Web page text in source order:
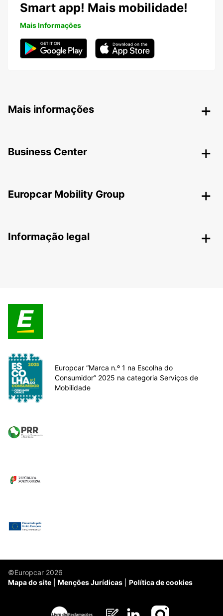
Smart app! Mais mobilidade!
Mais Informações
Mais informações
Business Center
Europcar Mobility Group
Informação legal
Europcar “Marca n.º 1 na Escolha do
Consumidor” 2025 na categoria Serviços de
Mobilidade
©Europcar 2026
Mapa do site
Menções Jurídicas Política de cookies